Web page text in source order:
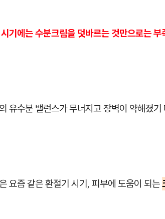
기에는 수분크림을 덧바르는 것만으로는 부
유수분 밸런스가 무너지고 장벽이 약해졌기
요즘 같은 환절기 시기, 피부에 도움이 되는